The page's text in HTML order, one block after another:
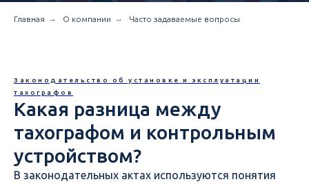
Главная → О компании → Часто задаваемые вопросы
Законодательство об установке и эксплуатации
тахографов
Какая разница между
тахографом и контрольным
устройством?
В законодательных актах используются понятия